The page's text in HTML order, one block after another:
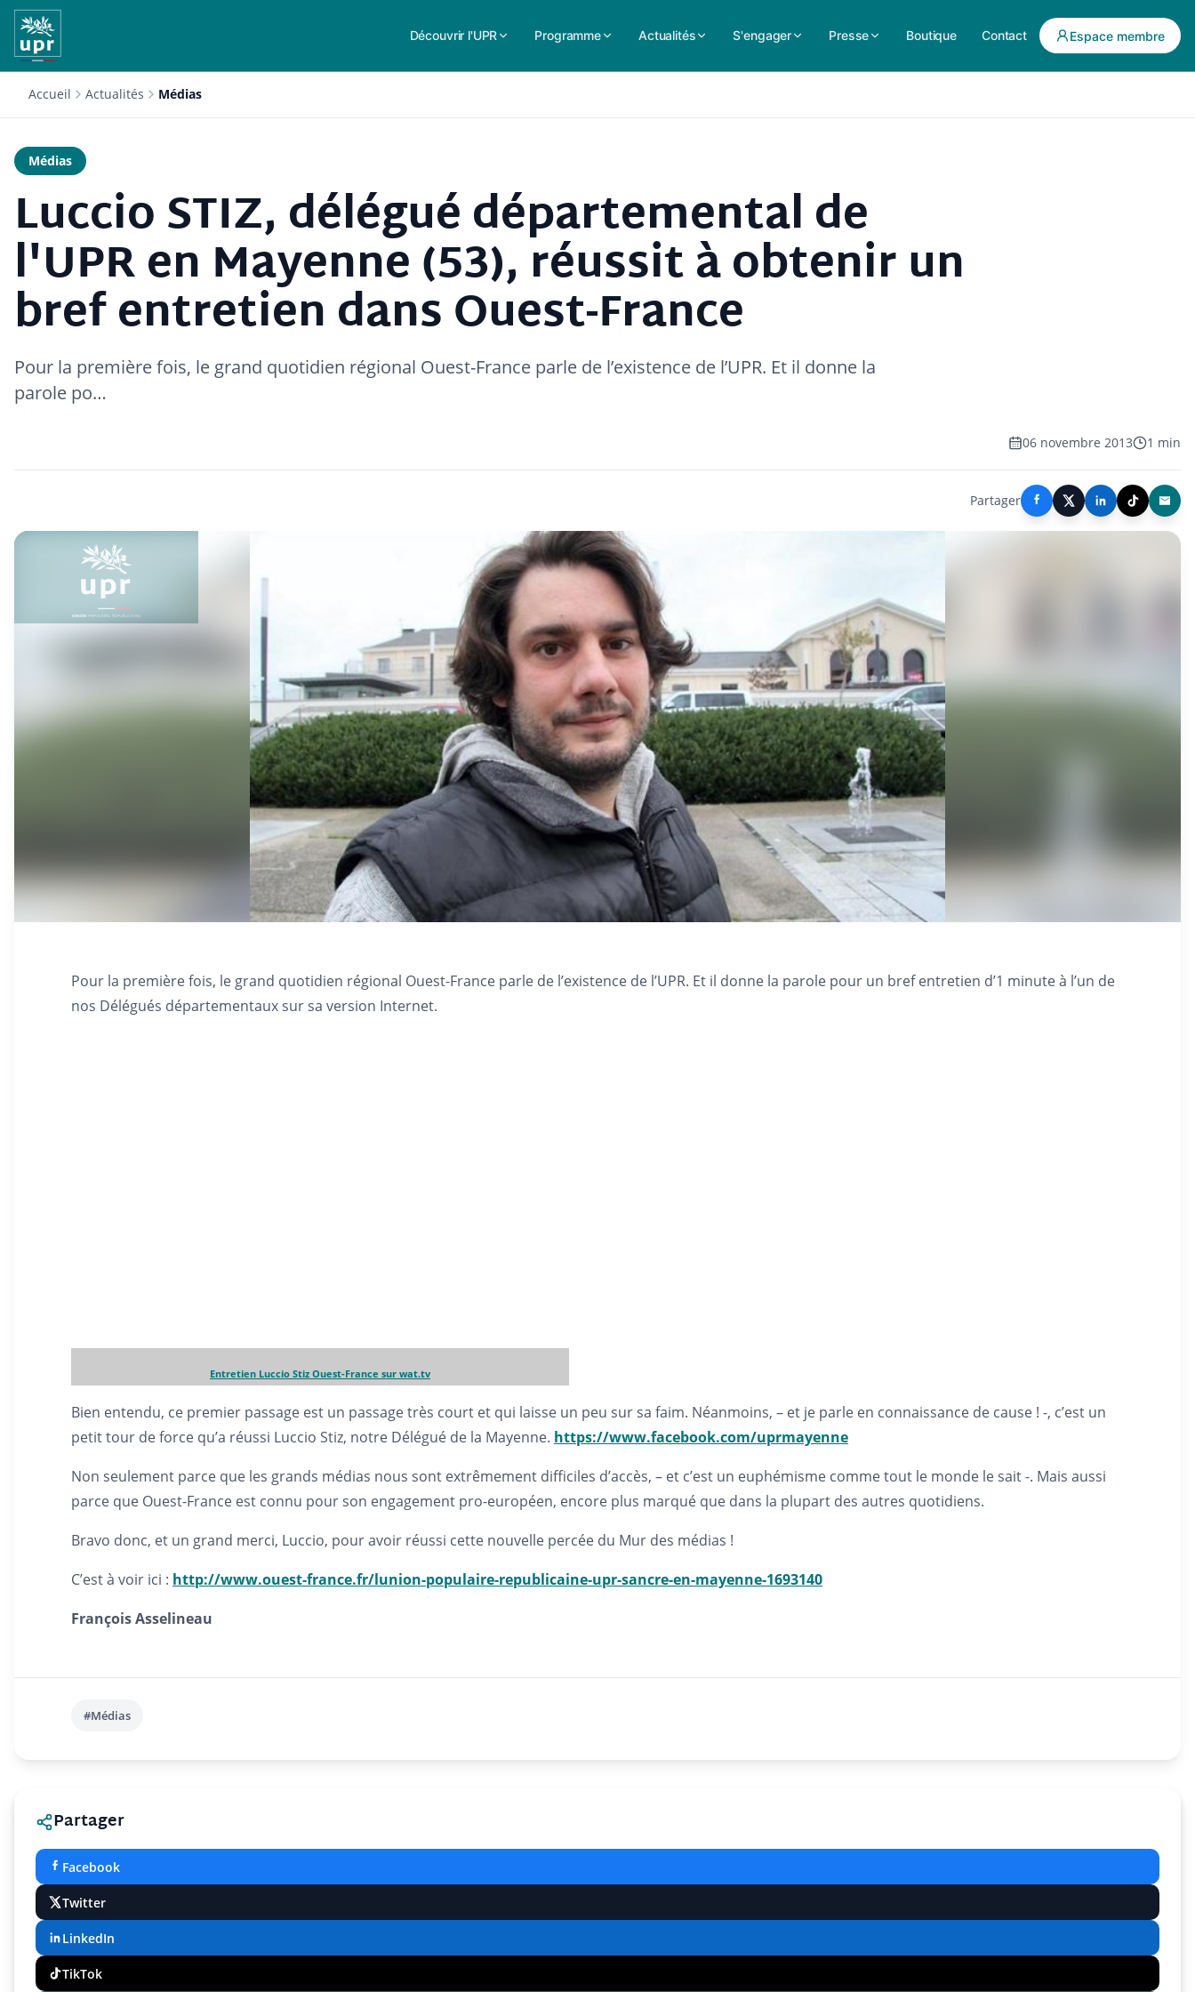
Découvrir l'UPR Programme Actualités S'engager Presse Boutique Contact Espace membre
Accueil Actualités Médias
Médias
Luccio STIZ, délégué départemental de
l'UPR en Mayenne (53), réussit à obtenir un
bref entretien dans Ouest-France
Pour la première fois, le grand quotidien régional Ouest-France parle de l’existence de l’UPR. Et il donne la
parole po…
06 novembre 2013 1 min
Partager
Pour la première fois, le grand quotidien régional Ouest-France parle de l’existence de l’UPR. Et il donne la parole pour un bref entretien d’1 minute à l’un de
nos Délégués départementaux sur sa version Internet.
Entretien Luccio Stiz Ouest-France sur wat.tv
Bien entendu, ce premier passage est un passage très court et qui laisse un peu sur sa faim. Néanmoins, – et je parle en connaissance de cause ! -, c’est un
petit tour de force qu’a réussi Luccio Stiz, notre Délégué de la Mayenne. https://www.facebook.com/uprmayenne
Non seulement parce que les grands médias nous sont extrêmement difficiles d’accès, – et c’est un euphémisme comme tout le monde le sait -. Mais aussi
parce que Ouest-France est connu pour son engagement pro-européen, encore plus marqué que dans la plupart des autres quotidiens.
Bravo donc, et un grand merci, Luccio, pour avoir réussi cette nouvelle percée du Mur des médias !
C’est à voir ici : http://www.ouest-france.fr/lunion-populaire-republicaine-upr-sancre-en-mayenne-1693140
François Asselineau
#Médias
Partager
Facebook
Twitter
LinkedIn
TikTok